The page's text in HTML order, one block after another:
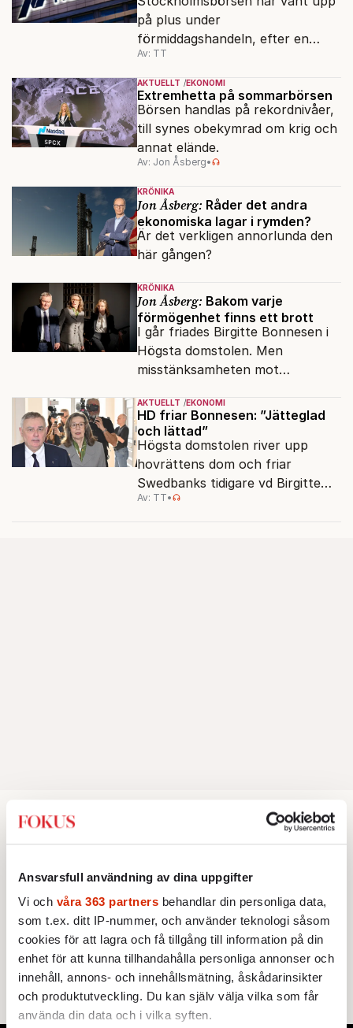
Ansvarsfull användning av dina uppgifter
Vi och våra 363 partners behandlar din personliga data,
som t.ex. ditt IP-nummer, och använder teknologi såsom
cookies för att lagra och få tillgång till information på din
enhet för att kunna tillhandahålla personliga annonser och
innehåll, annons- och innehållsmätning, åskådarinsikter
och produktutveckling. Du kan själv välja vilka som får
använda din data och i vilka syften.
på plus under
förmiddagshandeln, efter en
inledning nedåt – trots ett högre
oljepris och AI-oro.
Av: TT
AKTUELLT EKONOMI
Extremhetta på sommarbörsen
Börsen handlas på rekordnivåer,
till synes obekymrad om krig och
annat elände.
Av: Jon Åsberg•
KRÖNIKA
Jon Åsberg: Råder det andra
ekonomiska lagar i rymden?
Är det verkligen annorlunda den
här gången?
KRÖNIKA
Jon Åsberg: Bakom varje
förmögenhet finns ett brott
I går friades Birgitte Bonnesen i
Högsta domstolen. Men
misstänksamheten mot
AKTUELLT EKONOMI
HD friar Bonnesen: ”Jätteglad
och lättad”
Högsta domstolen river upp
hovrättens dom och friar
Swedbanks tidigare vd Birgitte
Bonnesen från alla
Av: TT•
Centern?
Bakom regeringsfrågan finns stora konflikter
om skatter, vinster i välfärden, migration
och energi. Avståndet mellan C och de
rödgröna partierna är fortfarande stort.